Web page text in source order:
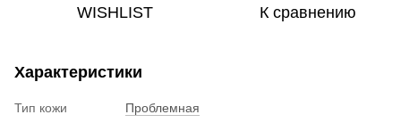
WISHLIST К сравнению
Характеристики
Тип кожи
Проблемная